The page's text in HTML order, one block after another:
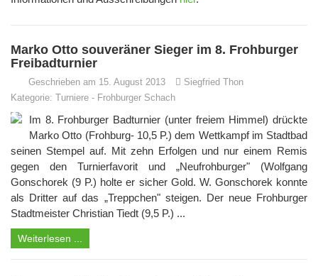
Marko Otto souveräner Sieger im 8. Frohburger
Freibadturnier
Geschrieben am 15. August 2013
Siegfried Thon
Kategorie: Turniere - Frohburger Schach
Im 8. Frohburger Badturnier (unter freiem Himmel) drückte
Marko Otto (Frohburg- 10,5 P.) dem Wettkampf im Stadtbad
seinen Stempel auf. Mit zehn Erfolgen und nur einem Remis
gegen den Turnierfavorit und „Neufrohburger" (Wolfgang
Gonschorek (9 P.) holte er sicher Gold. W. Gonschorek konnte
als Dritter auf das „Treppchen" steigen. Der neue Frohburger
Stadtmeister Christian Tiedt (9,5 P.) ...
Weiterlesen ...